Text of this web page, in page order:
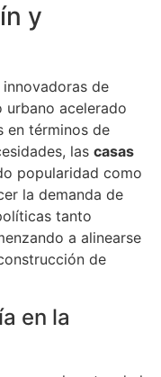
y
de
urbano acelerado
en términos de
las casas
popularidad como
la demanda de
tanto
a alinearse
de
en la